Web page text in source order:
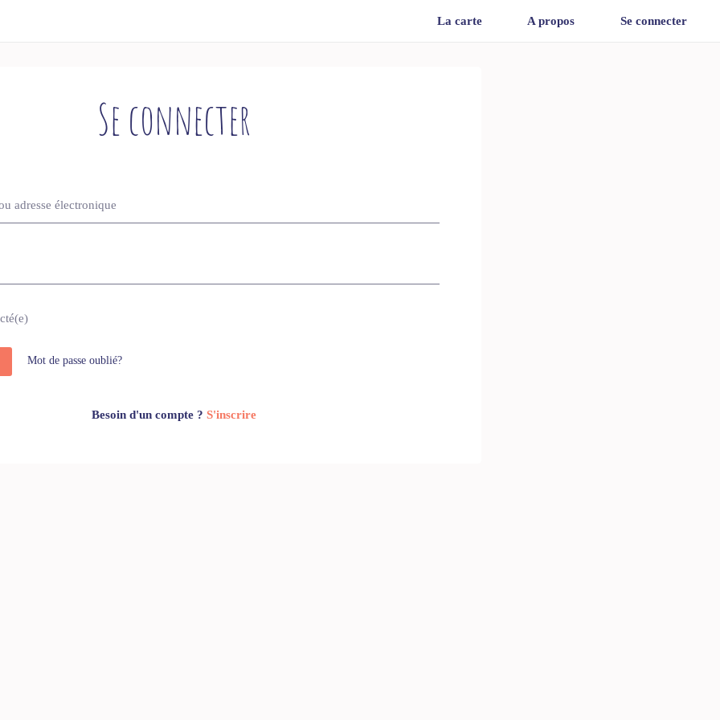
La carte A propos Se connecter
Se connecter
adresse électronique
Mot de passe oublié?
Besoin d'un compte ? S'inscrire